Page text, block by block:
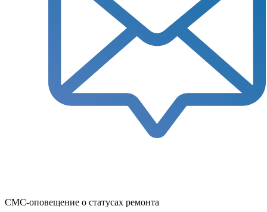
СМС-оповещение о статусах ремонта